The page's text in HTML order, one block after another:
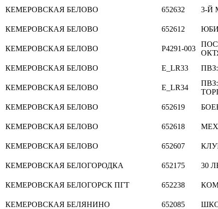
КЕМЕРОВСКАЯ БЕЛОВО 652632 3-Й
КЕМЕРОВСКАЯ БЕЛОВО 652612
КЕМЕРОВСКАЯ БЕЛОВО P4291-003
КЕМЕРОВСКАЯ БЕЛОВО E_LR33
КЕМЕРОВСКАЯ БЕЛОВО E_LR34
КЕМЕРОВСКАЯ БЕЛОВО 652619
КЕМЕРОВСКАЯ БЕЛОВО 652618
КЕМЕРОВСКАЯ БЕЛОВО 652607
КЕМЕРОВСКАЯ БЕЛОГОРОДКА 652175 30
КЕМЕРОВСКАЯ БЕЛОГОРСК ПГТ 652238
КЕМЕРОВСКАЯ БЕЛЯНИНО 652085